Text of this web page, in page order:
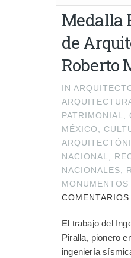
Medalla
de
Roberto
IN
PATRIMONIAL
MÉXICO
NACIONAL
NACIONALES
MONUMENTOS
COMENTARIOS
El trabajo del
Piralla, pionero
ingeniería